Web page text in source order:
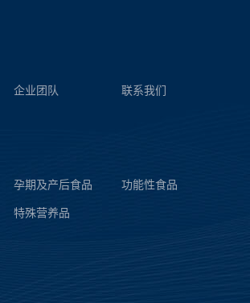
企业团队 联系我们
孕期及产后食品 功能性食品
特殊营养品